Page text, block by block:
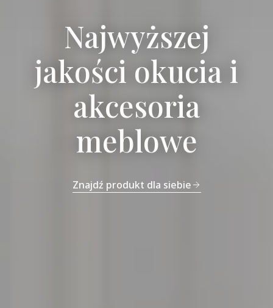
Najwyższej
jakości okucia i
akcesoria
meblowe
Znajdź produkt dla siebie